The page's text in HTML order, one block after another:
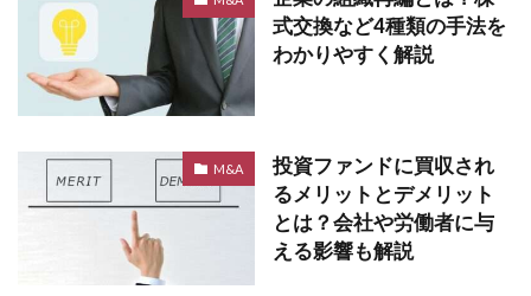
式交換など4種類の手法を
わかりやすく解説
M&A
投資ファンドに買収され
るメリットとデメリット
とは？会社や労働者に与
える影響も解説